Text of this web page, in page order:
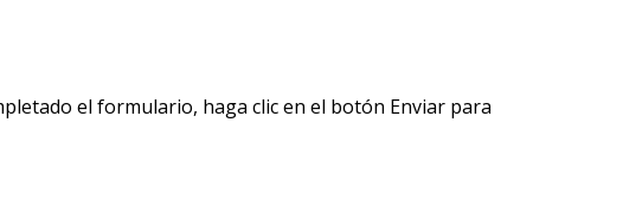
el formulario, haga clic en el botón Enviar para